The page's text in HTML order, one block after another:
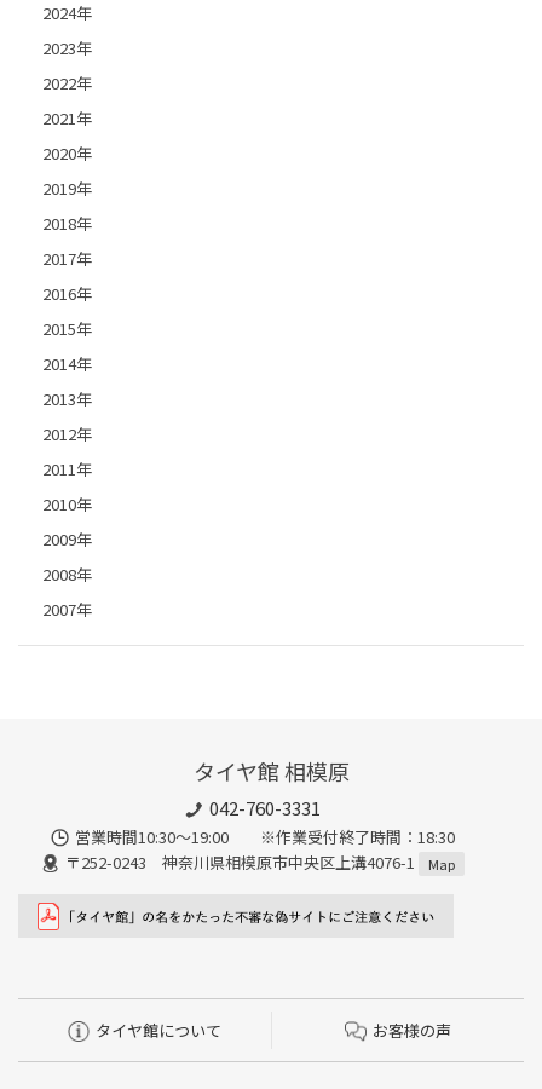
2024年
2023年
2022年
2021年
2020年
2019年
2018年
2017年
2016年
2015年
2014年
2013年
2012年
2011年
2010年
2009年
2008年
2007年
タイヤ館 相模原
042-760-3331
営業時間10:30～19:00 ※作業受付終了時間：18:30
〒252-0243 神奈川県相模原市中央区上溝4076-1
Map
タイヤ館について お客様の声